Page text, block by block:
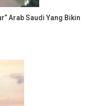
Arab Saudi Yang Bikin